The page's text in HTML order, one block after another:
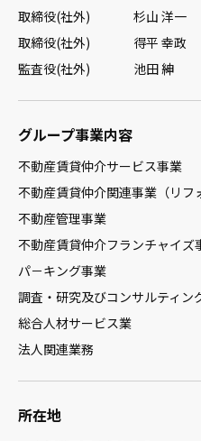
取締役(社外) 杉山 洋一
取締役(社外) 得平 幸政
監査役(社外) 池田 紳
グループ事業内容
不動産賃貸仲介サービス事業
不動産賃貸仲介関連事業（リフ
不動産管理事業
不動産賃貸仲介フランチャイズ
パ－キング事業
調査・研究及びコンサルティン
総合人材サービス業
法人関連業務
所在地